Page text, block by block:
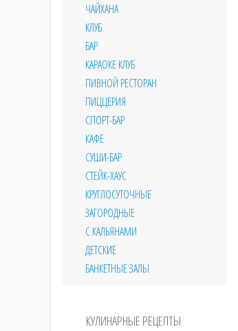
ЧАЙХАНА
КЛУБ
БАР
КАРАОКЕ КЛУБ
ПИВНОЙ РЕСТОРАН
ПИЦЦЕРИЯ
СПОРТ-БАР
КАФЕ
СУШИ-БАР
СТЕЙК-ХАУС
КРУГЛОСУТОЧНЫЕ
ЗАГОРОДНЫЕ
С КАЛЬЯНАМИ
ДЕТСКИЕ
БАНКЕТНЫЕ ЗАЛЫ
КУЛИНАРНЫЕ РЕЦЕПТЫ